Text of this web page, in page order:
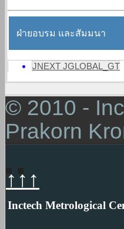
ฝ่ายอบรม และสัมมนา
JNEXT JGLOBAL_GT
© 2010 -
Prakorn
↑↑↑
Inctech Metrological